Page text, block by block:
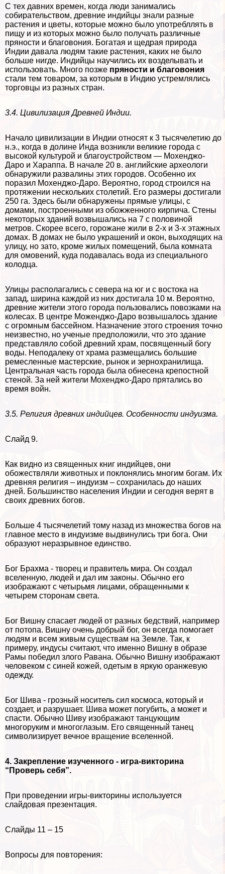
С тех давних времен, когда люди занимались
собирательством, древние индийцы знали разные
растения и цветы, которые можно было употрeбллять в
пищу и из которых можно было получать различные
пряности и благовония. Богатая и щедрая природа
Индии давала людям такие растения, каких не было
больше нигде. Индийцы научились их возделывать и
использовать. Много позже пряности и благовония
стали тем товаром, за которым в Индию устремлялись
торговцы из разных стран.
3.4. Цивилизация Древней Индии.
Начало цивилизации в Индии относят к 3 тысячелетию до
н.э., когда в долине Инда возникли великие города с
высокой культурой и благоустройством — Мохенджо-
Даро и Хараппа. В начале 20 в. английские археологи
обнаружили развалины этих городов. Особенно их
поразил Мохенджо-Даро. Вероятно, город строился на
протяжении нескольких столетий. Его размеры достигали
250 га. Здесь были обнаружены прямые улицы, с
домами, построенными из обожженного кирпича. Стены
некоторых зданий возвышались на 7 с половиной
метров. Скорее всего, горожане жили в 2-х и 3-х этажных
домах. В домах не было украшений и окон, выходящих на
улицу, но зато, кроме жилых помещений, была комната
для омовений, куда подавалась вода из специального
колодца.
Улицы располагались с севера на юг и с востока на
запад, ширина каждой из них достигала 10 м. Вероятно,
древние жители этого города пользовались повозками на
колесах. В центре Моженджо-Даро возвышалось здание
с огромным бассейном. Назначение этого строения точно
неизвестно, но ученые предположили, что это здание
представляло собой древний храм, посвященный богу
воды. Неподалеку от храма размещались большие
ремесленные мастерские, рынок и зернохранилища.
Центральная часть города была обнесена крепостной
стеной. За ней жители Мохенджо-Даро прятались во
время войн.
3.5. Религия древних индийцев. Особенности индуизма.
Слайд 9.
Как видно из священных книг индийцев, они
обожествляли животных и поклонялись многим богам. Их
древняя религия – индуизм – сохранилась до наших
дней. Большинство населения Индии и сегодня верят в
своих древних богов.
Больше 4 тысячелетий тому назад из множества богов на
главное место в индуизме выдвинулись три бога. Они
образуют неразрывное единство.
Бог Брахма - творец и правитель мира. Он создал
вселенную, людей и дал им законы. Обычно его
изображают с четырьмя лицами, обращенными к
четырем сторонам света.
Бог Вишну спасает людей от разных бедствий, например
от потопа. Вишну очень добрый бог, он всегда помогает
людям и всем живым существам на Земле. Так, к
примеру, индусы считают, что именно Вишну в образе
Рамы победил злого Равана. Обычно Вишну изображают
человеком с синей кожей, одетым в яркую оранжевую
одежду.
Бог Шива - грозный носитель сил космоса, который и
создает, и разрушает. Шива может погубить, а может и
спасти. Обычно Шиву изображают танцующим
многоруким и многоглазым. Его священный танец
символизирует вечное вращение вселенной.
4. Закрепление изученного - игра-викторина
“Проверь себя”.
При проведении игры-викторины используется
слайдовая презентация.
Слайды 11 – 15
Вопросы для повторения: